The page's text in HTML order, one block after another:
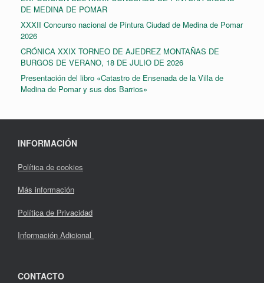
DE MEDINA DE POMAR
XXXII Concurso nacional de Pintura Ciudad de Medina de Pomar
2026
CRÓNICA XXIX TORNEO DE AJEDREZ MONTAÑAS DE
BURGOS DE VERANO, 18 DE JULIO DE 2026
Presentación del libro «Catastro de Ensenada de la Villa de
Medina de Pomar y sus dos Barrios»
INFORMACIÓN
Política de cookies
Más información
Política de Privacidad
Información Adicional
CONTACTO